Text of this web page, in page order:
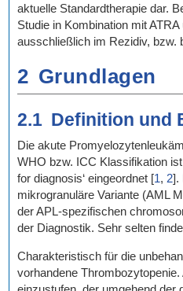
aktuelle Standardtherapie dar.
Studie in Kombination mit
ausschließlich im Rezidiv, bzw.
2 Grundlagen
2.1 Definition und
Die akute
WHO bzw. ICC Klassifikation
for diagnosis‘ eingeordnet [1, 2].
mikrogranuläre Variante (AML
der APL-spezifischen
der Diagnostik. Sehr selten
Charakteristisch für die
vorhandene